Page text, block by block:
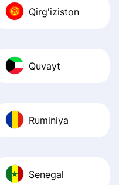
Qirg'iziston
Quvayt
Ruminiya
Senegal